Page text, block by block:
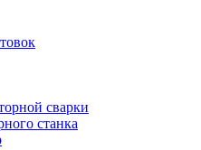
сварки
станка